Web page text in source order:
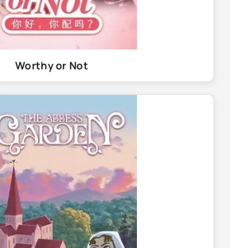
Worthy or Not